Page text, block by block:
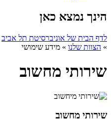
הינך נמצא כאן
לדף הבית של אוניברסיטת תל אביב
» הצוות שלנו » מידע שימושי
שירותי מחשוב
שירותי מחשוב